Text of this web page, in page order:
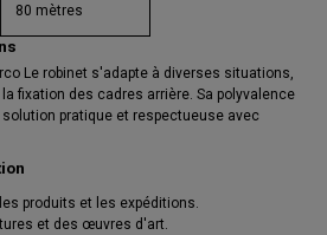
80 mètres
Le robinet s'adapte à diverses situations,
fixation des cadres arrière. Sa polyvalence
pratique et respectueuse avec
produits et les expéditions.
et des œuvres d'art.